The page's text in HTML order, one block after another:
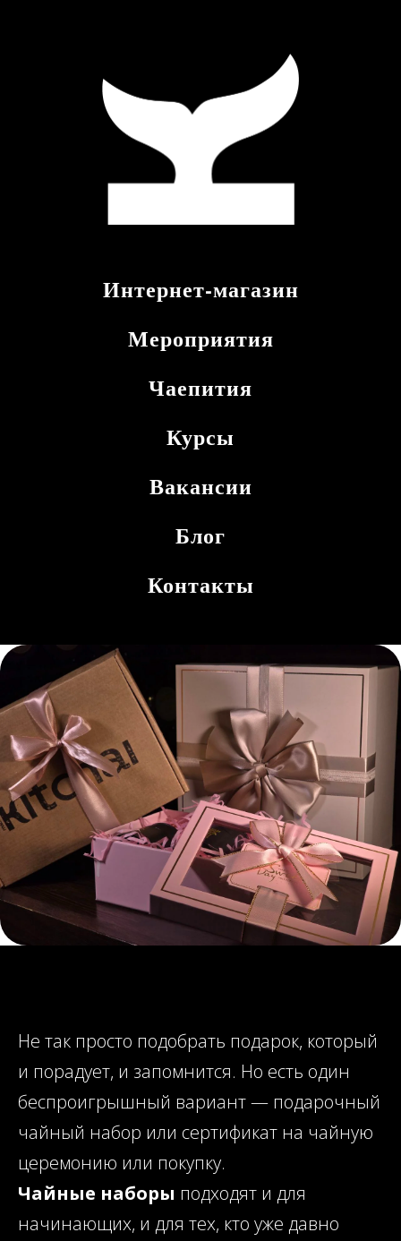
Интернет-магазин
Мероприятия
Чаепития
Курсы
Вакансии
Блог
Контакты
Не так просто подобрать подарок, который
и порадует, и запомнится. Но есть один
беспроигрышный вариант — подарочный
чайный набор или сертификат на чайную
церемонию или покупку.
Чайные наборы подходят и для
начинающих, и для тех, кто уже давно